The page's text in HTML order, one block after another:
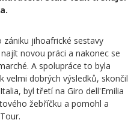
zániku jihoafrické sestavy
novou práci a nakonec se
A spolupráce to byla
velmi dobrých výsledků, skončil
byl třetí na Giro dell'Emilia
žebříčku a pomohl a